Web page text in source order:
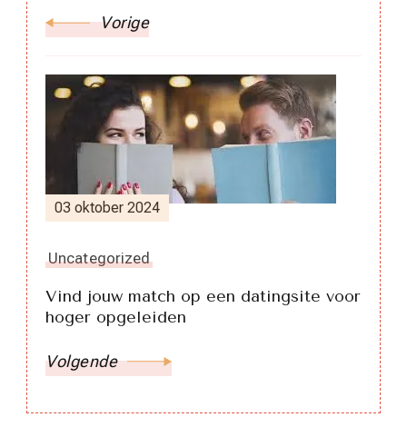
Vorige
03 oktober 2024
Uncategorized
Vind jouw match op een datingsite voor
hoger opgeleiden
Volgende